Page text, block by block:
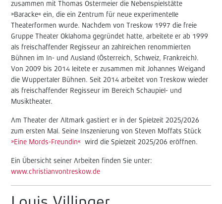
zusammen mit Thomas Ostermeier die Nebenspielstätte
»Baracke« ein, die ein Zentrum für neue experimentelle
Theaterformen wurde. Nachdem von Treskow 1997 die freie
Gruppe Theater Oklahoma gegründet hatte, arbeitete er ab 1999
als freischaffender Regisseur an zahlreichen renommierten
Bühnen im In- und Ausland (Österreich, Schweiz, Frankreich).
Von 2009 bis 2014 leitete er zusammen mit Johannes Weigand
die Wuppertaler Bühnen. Seit 2014 arbeitet von Treskow wieder
als freischaffender Regisseur im Bereich Schaupiel- und
Musiktheater.
Am Theater der Altmark gastiert er in der Spielzeit 2025/2026
zum ersten Mal. Seine Inszenierung von Steven Moffats Stück
»Eine Mords-Freundin«
wird die Spielzeit 2025/206 eröffnen.
Ein Übersicht seiner Arbeiten finden Sie unter:
www.christianvontreskow.de